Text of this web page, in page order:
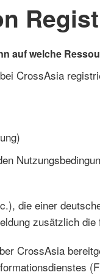
auf welche
CrossAsia
die einer
zusätzlich
CrossAsia